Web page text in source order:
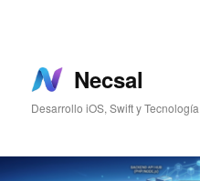
principal
Necsal
Desarrollo iOS, Swift y Tecnología